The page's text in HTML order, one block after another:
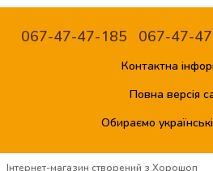
067-47-47-185 067-47-
Контактна
Повна версія
Обираємо
Інтернет-магазин створений з Хорошоп